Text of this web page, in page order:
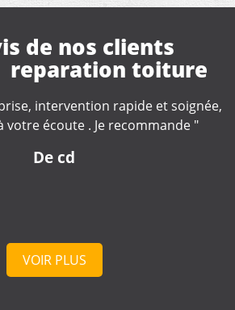
de nos clients
Super travail et
Je recommande cet artisan.
Montois-la-Montagne "
VOIR PLUS